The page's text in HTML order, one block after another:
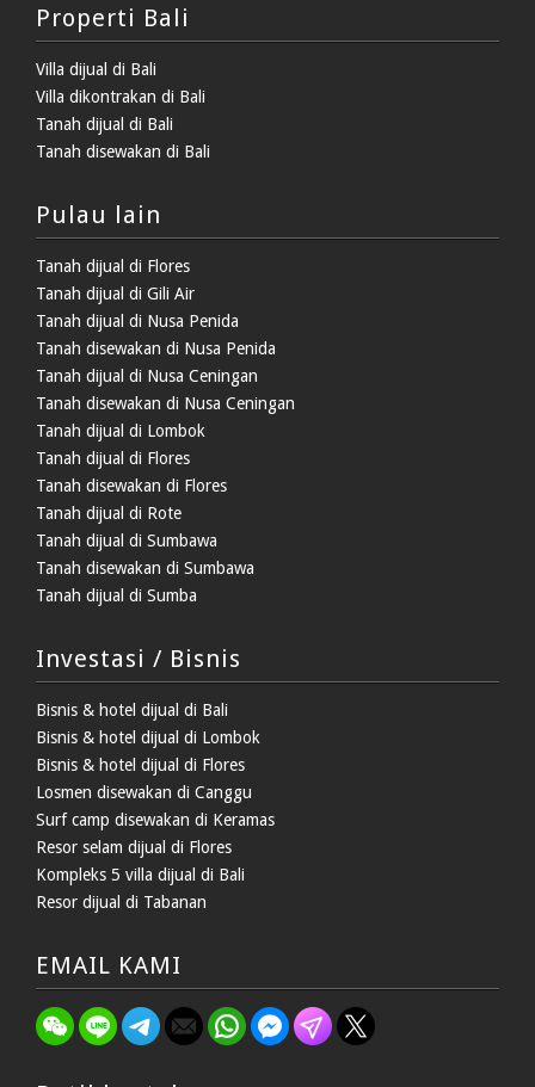
Properti Bali
Villa dijual di Bali
Villa dikontrakan di Bali
Tanah dijual di Bali
Tanah disewakan di Bali
Pulau lain
Tanah dijual di Flores
Tanah dijual di Gili Air
Tanah dijual di Nusa Penida
Tanah disewakan di Nusa Penida
Tanah dijual di Nusa Ceningan
Tanah disewakan di Nusa Ceningan
Tanah dijual di Lombok
Tanah dijual di Flores
Tanah disewakan di Flores
Tanah dijual di Rote
Tanah dijual di Sumbawa
Tanah disewakan di Sumbawa
Tanah dijual di Sumba
Investasi / Bisnis
Bisnis & hotel dijual di Bali
Bisnis & hotel dijual di Lombok
Bisnis & hotel dijual di Flores
Losmen disewakan di Canggu
Surf camp disewakan di Keramas
Resor selam dijual di Flores
Kompleks 5 villa dijual di Bali
Resor dijual di Tabanan
EMAIL KAMI